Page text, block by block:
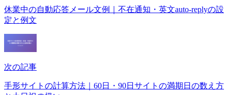
休業中の自動応答メール文例｜不在通知・英文auto-replyの設
定と例文
次の記事
手形サイトの計算方法｜60日・90日サイトの満期日の数え方